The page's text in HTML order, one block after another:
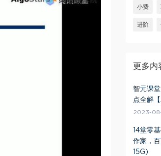
小费
进阶
更多内
智元课
点全解
2023-
14堂零
作家，
15G)